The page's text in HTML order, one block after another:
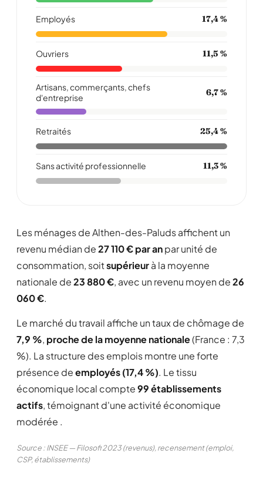
Employés 17,4 %
Ouvriers 11,5 %
Artisans, commerçants, chefs
d'entreprise
6,7 %
Retraités 25,4 %
Sans activité professionnelle 11,3 %
Les ménages de Althen-des-Paluds affichent un
revenu médian de27 110 € par anpar unité de
consommation, soitsupérieurà la moyenne
nationale de23 880 €, avec un revenu moyen de26
060 €.
Le marché du travail affiche un taux de chômage de
7,9 %, proche de la moyenne nationale(France : 7,3
%). La structure des emplois montre une forte
présence deemployés (17,4 %). Le tissu
économique local compte99 établissements
actifs, témoignant d'une activité économique
modérée .
Source : INSEE — Filosofi 2023 (revenus), recensement (emploi,
CSP, établissements)